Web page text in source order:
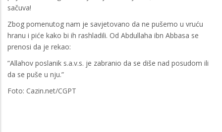
sačuva!
Zbog pomenutog nam je savjetovano da ne pušemo u vruću
hranu i piće kako bi ih rashladili. Od Abdullaha ibn Abbasa se
prenosi da je rekao:
”Allahov poslanik s.a.v.s. je zabranio da se diše nad posudom ili
da se puše u nju.”
Foto: Cazin.net/CGPT